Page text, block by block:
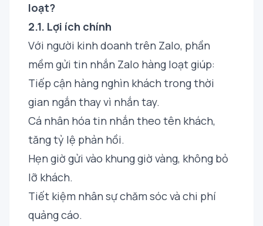
loạt?
2.1. Lợi ích chính
Với người kinh doanh trên Zalo, phần
mềm gửi tin nhắn Zalo hàng loạt giúp:
Tiếp cận hàng nghìn khách trong thời
gian ngắn thay vì nhắn tay.
Cá nhân hóa tin nhắn theo tên khách,
tăng tỷ lệ phản hồi.
Hẹn giờ gửi vào khung giờ vàng, không bỏ
lỡ khách.
Tiết kiệm nhân sự chăm sóc và chi phí
quảng cáo.